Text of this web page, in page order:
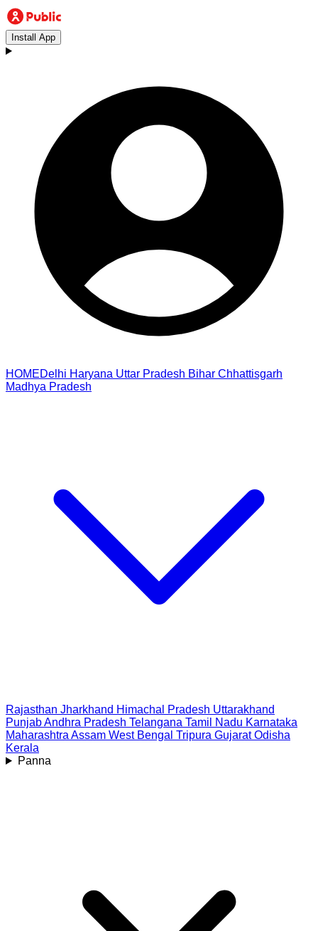
Install App
HOMEDelhi Haryana Uttar Pradesh Bihar Chhattisgarh
Madhya Pradesh
Rajasthan Jharkhand Himachal Pradesh Uttarakhand
PunjabAndhra Pradesh Telangana Tamil Nadu Karnataka
Maharashtra Assam West Bengal Tripura Gujarat Odisha
Kerala
Panna